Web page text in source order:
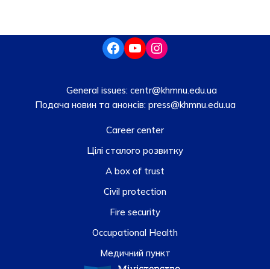
General issues: centr@khmnu.edu.ua
Подача новин та анонсів:press@khmnu.edu.ua
Career center
Цілі сталого розвитку
A box of trust
Civil protection
Fire security
Occupational Health
Медичний пункт